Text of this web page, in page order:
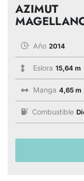
AZIMUT
Año 2014
Eslora 15,64 m
Manga 4,65 m
Combustible